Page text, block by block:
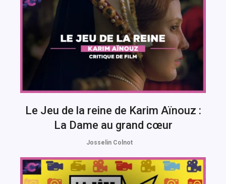
Le Jeu de la reine de Karim Aïnouz :
La Dame au grand cœur
Josselin Colnot